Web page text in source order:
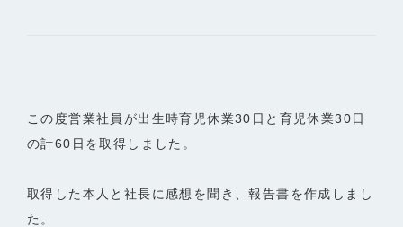
この度営業社員が出生時育児休業30日と育児休業30日
の計60日を取得しました。
取得した本人と社長に感想を聞き、報告書を作成しまし
た。